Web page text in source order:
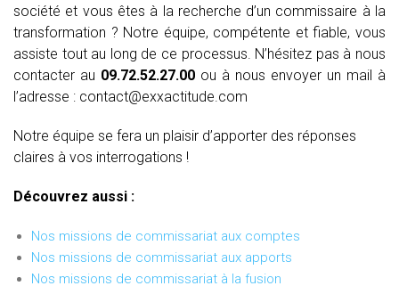
société et vous êtes à la recherche d’un commissaire à la
transformation ? Notre équipe, compétente et fiable, vous
assiste tout au long de ce processus. N’hésitez pas à nous
contacter au 09.72.52.27.00 ou à nous envoyer un mail à
l’adresse : contact@exxactitude.com
Notre équipe se fera un plaisir d’apporter des réponses
claires à vos interrogations !
Découvrez aussi :
Nos missions de commissariat aux comptes
Nos missions de commissariat aux apports
Nos missions de commissariat à la fusion